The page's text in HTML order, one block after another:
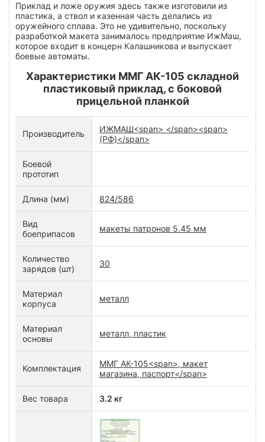
Приклад и ложе оружия здесь также изготовили из
пластика, а ствол и казенная часть делались из
оружейного сплава. Это не удивительно, поскольку
разработкой макета занималось предприятие ИжМаш,
которое входит в концерн Калашникова и выпускает
боевые автоматы.
Характеристики ММГ АК-105 складной
пластиковый приклад, с боковой
прицельной планкой
Производитель
ИЖМАШ<span> </span><span>
(РФ)</span>
Боевой
прототип
Длина (мм) 824/586
Вид
боеприпасов
макеты патронов 5.45 мм
Количество
зарядов (шт)
30
Материал
корпуса
металл
Материал
основы
металл, пластик
Комплектация
ММГ АК-105<span>, макет
магазина, паспорт</span>
Вес товара 3.2 кг